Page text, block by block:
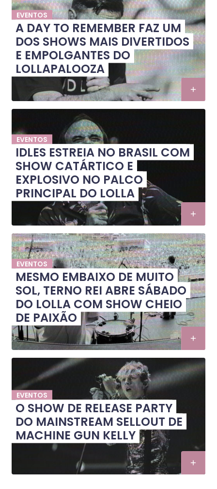
EVENTOS
A DAY TO REMEMBER FAZ UM
DOS SHOWS MAIS DIVERTIDOS
E EMPOLGANTES DO
LOLLAPALOOZA
EVENTOS
IDLES ESTREIA NO BRASIL COM
SHOW CATÁRTICO E
EXPLOSIVO NO PALCO
PRINCIPAL DO LOLLA
EVENTOS
MESMO EMBAIXO DE MUITO
SOL, TERNO REI ABRE SÁBADO
DO LOLLA COM SHOW CHEIO
DE PAIXÃO
EVENTOS
O SHOW DE RELEASE PARTY
DO MAINSTREAM SELLOUT DE
MACHINE GUN KELLY